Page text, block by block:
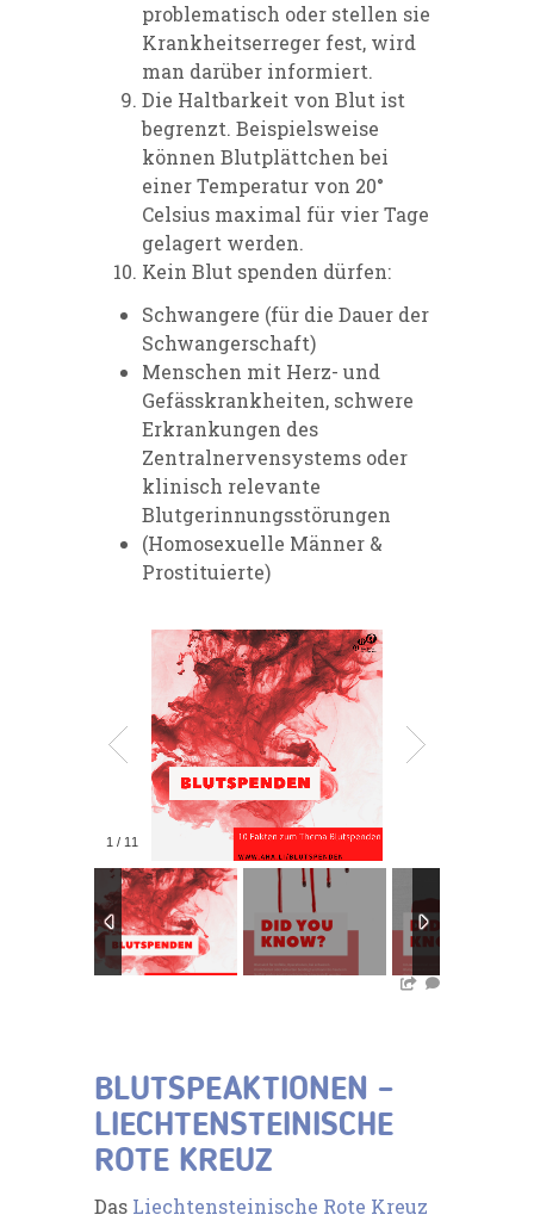
problematisch oder stellen sie
Krankheitserreger fest, wird
man darüber informiert.
Die Haltbarkeit von Blut ist
begrenzt. Beispielsweise
können Blutplättchen bei
einer Temperatur von 20°
Celsius maximal für vier Tage
gelagert werden.
Kein Blut spenden dürfen:
Schwangere (für die Dauer der
Schwangerschaft)
Menschen mit Herz- und
Gefässkrankheiten, schwere
Erkrankungen des
Zentralnervensystems oder
klinisch relevante
Blutgerinnungsstörungen
(Homosexuelle Männer &
Prostituierte)
1 / 11
BLUTSPEAKTIONEN –
LIECHTENSTEINISCHE
ROTE KREUZ
Das Liechtensteinische Rote Kreuz